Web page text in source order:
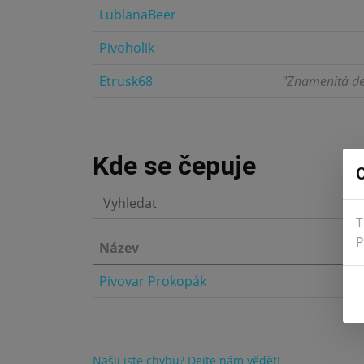
LublanaBeer
Pivoholik
Etrusk68 "Znamenitá
Kde se čepuje
Název
Pivovar Prokopák
Našli jste chybu? Dejte nám vědět!